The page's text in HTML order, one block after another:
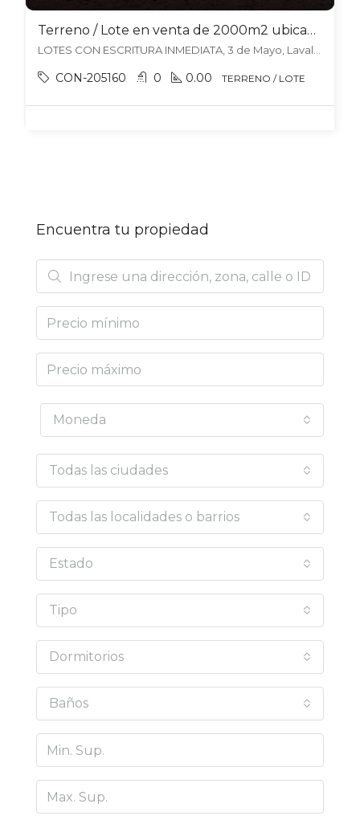
Terreno / Lote en venta de 2000m2 ubicado en 3 de Mayo
LOTES CON ESCRITURA INMEDIATA, 3 de Mayo, Lavalle
CON-205160 0 0.00 TERRENO / LOTE
Encuentra tu propiedad
Moneda
Todas las ciudades
Todas las localidades o barrios
Estado
Tipo
Dormitorios
Baños